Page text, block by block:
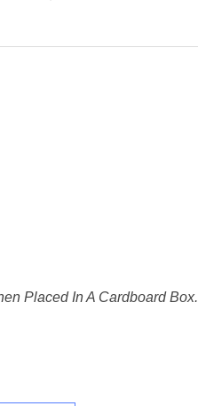
Placed In A Cardboard Box.